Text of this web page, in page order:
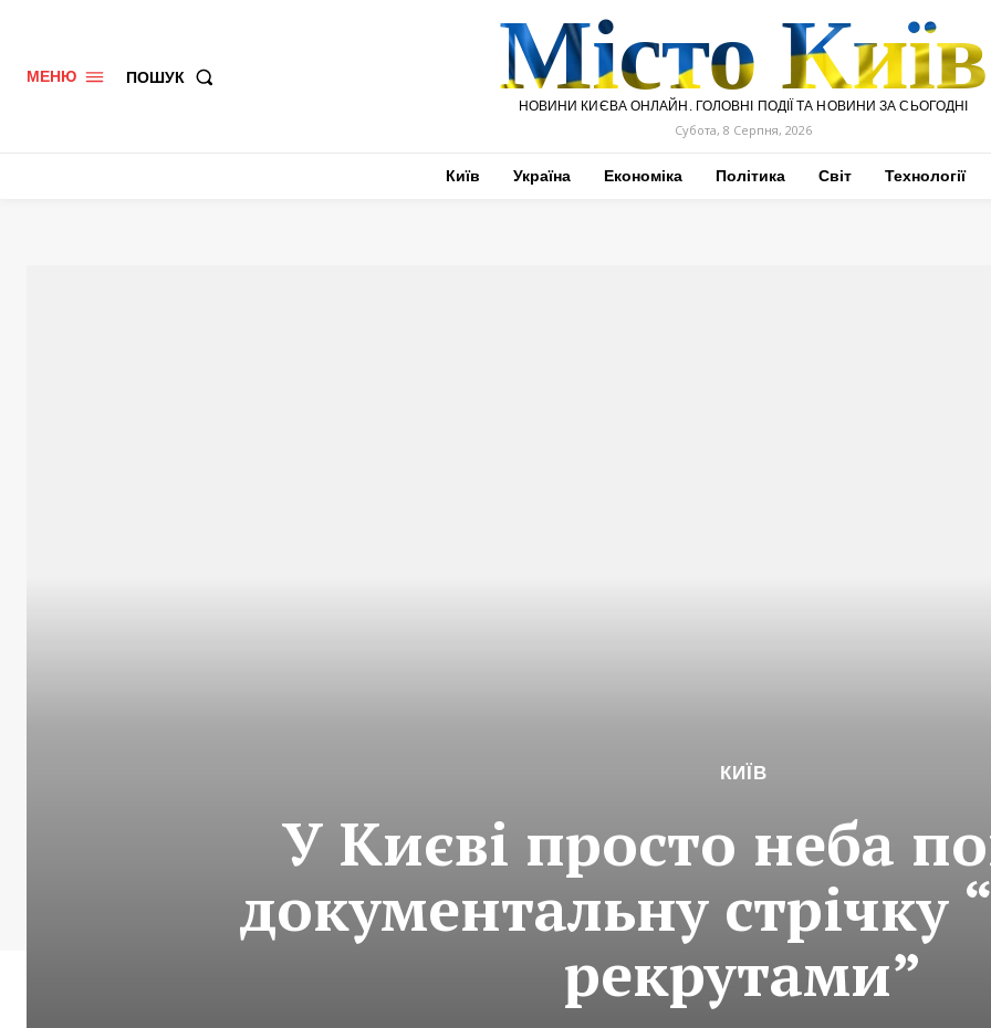
МЕНЮ ПОШУК Місто Київ
НОВИНИ КИЄВА ОНЛАЙН. ГОЛОВНІ ПОДІЇ ТА НОВИНИ ЗА СЬОГОДНІ
Субота, 8 Серпня, 2026
Київ Україна Економіка Політика Світ Технології
КИЇВ
У Києві просто неба
документальну стрічку
рекрутами”